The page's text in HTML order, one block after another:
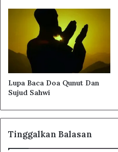
Lupa Baca Doa Qunut Dan
Sujud Sahwi
Tinggalkan Balasan